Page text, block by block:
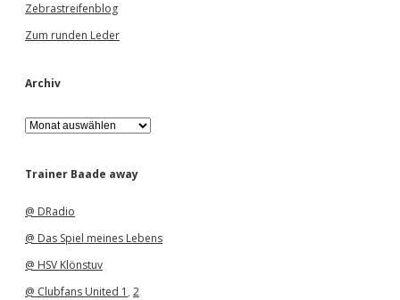
Zebrastreifenblog
Zum runden Leder
Archiv
A
r
h
Trainer Baade away
@ DRadio
@ Das Spiel meines Lebens
@ HSV Klönstuv
@ Clubfans United 1 , 2